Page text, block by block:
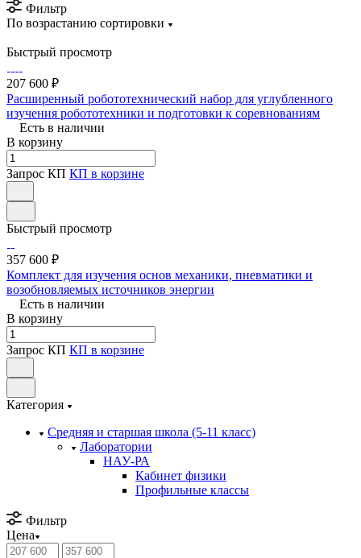
Фильтр
По возрастанию сортировки
Быстрый просмотр
207 600 ₽
Расширенный робототехнический набор для углубленного
изучения робототехники и подготовки к соревнованиям
Есть в наличии
В корзину
Запрос КП КП в корзине
Быстрый просмотр
357 600 ₽
Комплект для изучения основ механики, пневматики и
возобновляемых источников энергии
Есть в наличии
В корзину
Запрос КП КП в корзине
Категория
Средняя и старшая школа (5-11 класс)
Лаборатории
НАУ-РА
Кабинет физики
Профильные классы
Фильтр
Цена